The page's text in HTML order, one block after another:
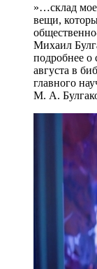
»…склад
вещи,
Михаил
подробнее о
августа в
главного
М. А.